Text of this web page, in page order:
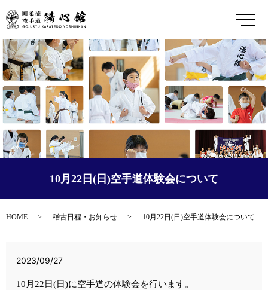
メ
10月22日(日)空手道体験会について
HOME 稽古日程・お知らせ 10月22日(日)空手道体験会について
2023/09/27
10月22日(日)に空手道の体験会を行います。